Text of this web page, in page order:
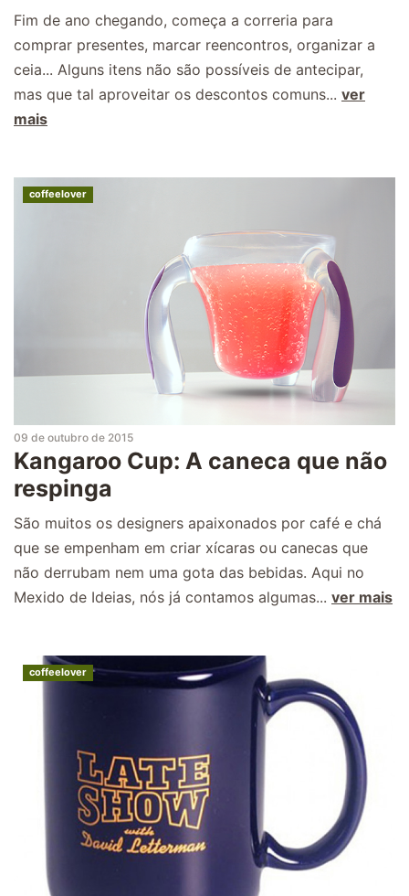
Fim de ano chegando, começa a correria para
comprar presentes, marcar reencontros, organizar a
ceia... Alguns itens não são possíveis de antecipar,
mas que tal aproveitar os descontos comuns... ver
mais
coffeelover
09 de outubro de 2015
Kangaroo Cup: A caneca que não
respinga
São muitos os designers apaixonados por café e chá
que se empenham em criar xícaras ou canecas que
não derrubam nem uma gota das bebidas. Aqui no
Mexido de Ideias, nós já contamos algumas... ver mais
coffeelover